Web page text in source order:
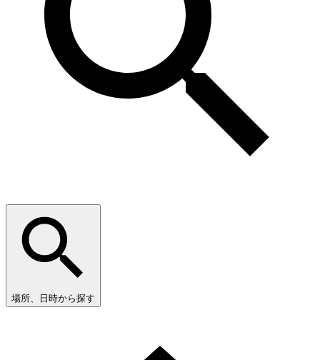
場所、日時から探す